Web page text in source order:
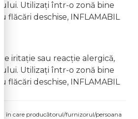
Utilizați într-o zonă bine
deschise, INFLAMABIL
iritație sau reacție alergică,
Utilizați într-o zonă bine
deschise, INFLAMABIL
în care producătorul/furnizorul/persoana